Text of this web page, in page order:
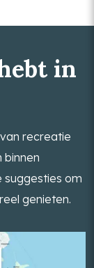
in
recreatie
binnen
suggesties om
genieten.